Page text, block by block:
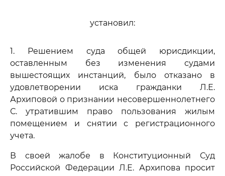
установил:
1. Решением суда общей юрисдикции,
оставленным без изменения судами
вышестоящих инстанций, было отказано в
удовлетворении иска гражданки Л.Е.
Архиповой о признании несовершеннолетнего
С. утратившим право пользования жилым
помещением и снятии с регистрационного
учета.
В своей жалобе в Конституционный Суд
Российской Федерации Л.Е. Архипова просит